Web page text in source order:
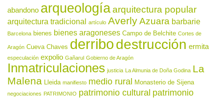
abandono arqueologíaarquitectura popular
arquitectura tradicional artículo AverlyAzuara barbarie
Barcelona bienes bienes aragoneses Campo de Belchite Cortes de
Aragón Cueva Chaves derribodestrucción ermita
especulación expolio Gañarul Gobierno de Aragón
Inmatriculaciones justicia La Almunia de Doña Godina La
Malena Lleida manifiesto medio rural Monasterio de Sijena
negociaciones PATRIMONIO patrimonio cultural patrimonio